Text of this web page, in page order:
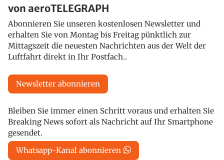
von aeroTELEGRAPH
Abonnieren Sie unseren kostenlosen Newsletter und
erhalten Sie von Montag bis Freitag pünktlich zur
Mittagszeit die neuesten Nachrichten aus der Welt der
Luftfahrt direkt in Ihr Postfach..
Newsletter abonnieren
Bleiben Sie immer einen Schritt voraus und erhalten Sie
Breaking News sofort als Nachricht auf Ihr Smartphone
gesendet.
Whatsapp-Kanal abonnieren